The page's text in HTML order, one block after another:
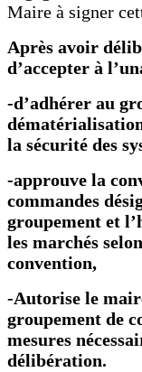
Maire à signer
Après avoir
d’accepter à
-d’adhérer au
la sécurité des
-approuve la
commandes
groupement et
les marchés
convention,
-Autorise le
groupement de
mesures
délibération.